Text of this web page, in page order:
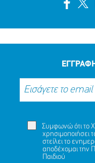
ΤΟ
Συμφωνώ ότι το
χρησιμοποιήσει
στείλει το
αποδέχομαι την
Παιδιού